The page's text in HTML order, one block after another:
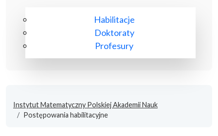
Habilitacje
Doktoraty
Profesury
Instytut Matematyczny Polskiej Akademii Nauk
Postępowania habilitacyjne